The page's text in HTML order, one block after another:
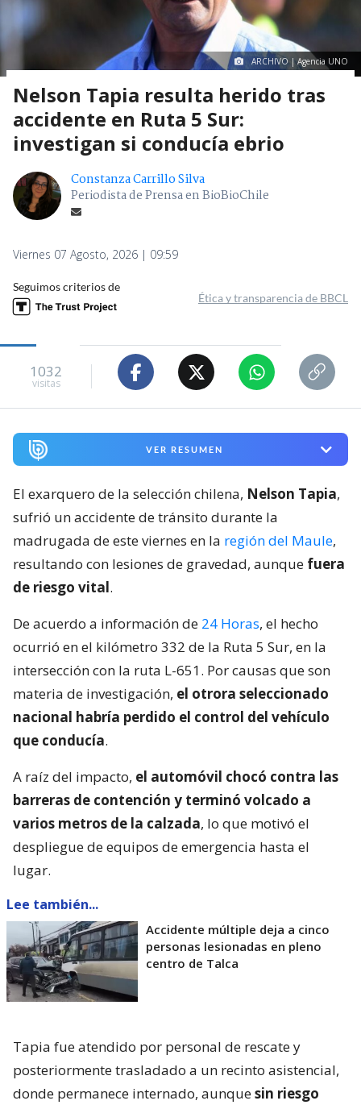
ARCHIVO | Agencia UNO
Nelson Tapia resulta herido tras
accidente en Ruta 5 Sur:
investigan si conducía ebrio
Constanza Carrillo Silva
Periodista de Prensa en BioBioChile
Viernes 07 Agosto, 2026 | 09:59
Seguimos criterios de
Ética y transparencia de BBCL
1032
visitas
VER RESUMEN
El exarquero de la selección chilena, Nelson Tapia,
sufrió un accidente de tránsito durante la
madrugada de este viernes en la región del Maule,
resultando con lesiones de gravedad, aunque fuera
de riesgo vital.
De acuerdo a información de 24 Horas, el hecho
ocurrió en el kilómetro 332 de la Ruta 5 Sur, en la
intersección con la ruta L-651. Por causas que son
materia de investigación, el otrora seleccionado
nacional habría perdido el control del vehículo
que conducía.
A raíz del impacto, el automóvil chocó contra las
barreras de contención y terminó volcado a
varios metros de la calzada, lo que motivó el
despliegue de equipos de emergencia hasta el
lugar.
Lee también...
Accidente múltiple deja a cinco
personas lesionadas en pleno
centro de Talca
Tapia fue atendido por personal de rescate y
posteriormente trasladado a un recinto asistencial,
donde permanece internado, aunquesin riesgo